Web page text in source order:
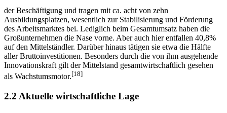
der Beschäftigung und tragen mit ca. acht von zehn
Ausbildungsplatzen, wesentlich zur Stabilisierung und Förderung
des Arbeitsmarktes bei. Lediglich beim Gesamtumsatz haben die
Großunternehmen die Nase vorne. Aber auch hier entfallen 40,8%
auf den Mittelständler. Darüber hinaus tätigen sie etwa die Hälfte
aller Bruttoinvestitionen. Besonders durch die von ihm ausgehende
Innovationskraft gilt der Mittelstand gesamtwirtschaftlich gesehen
als Wachstumsmotor.[18]
2.2 Aktuelle wirtschaftliche Lage